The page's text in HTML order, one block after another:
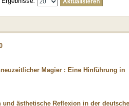
Magier : Eine Hinführung in
ästhetische Reflexion in der